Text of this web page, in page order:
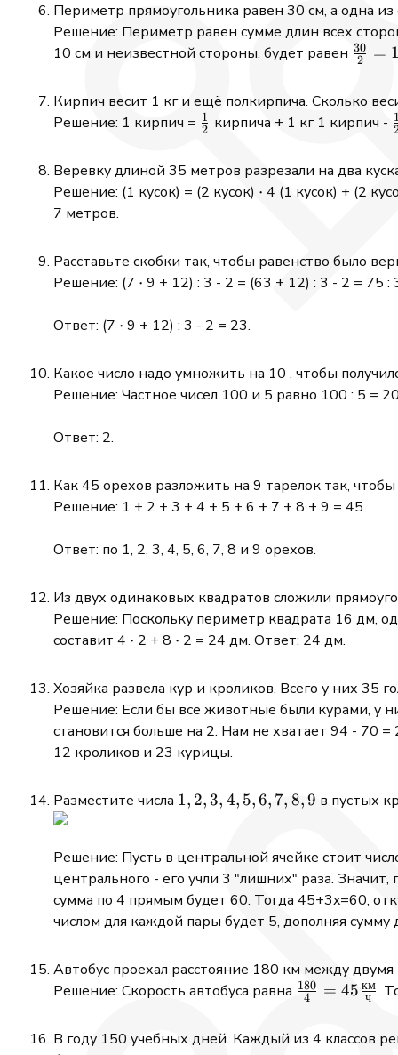
Периметр прямоугольника равен 30 см, а одна
Решение: Периметр равен сумме длин всех
10 см и неизвестной стороны, будет равен
2
30 =
Кирпич весит 1 кг и ещё полкирпича. Сколько
Решение: 1 кирпич = \frac{1}
2
1 кирпича + 1 кг 1 кирпич -
Веревку длиной 35 метров разрезали на два
Решение: (1 кусок) = (2 кусок) \cdot
⋅ 4 (1 кусок) + (2
7 метров.
Расставьте скобки так, чтобы равенство было
Решение: (7 \cdot
⋅ 9 + 12) : 3 - 2 = (63 + 12) : 3 - 2 = 75 :
Ответ: (7 \cdot
⋅ 9 + 12) : 3 - 2 = 23.
Какое число надо умножить на 10 , чтобы
Решение: Частное чисел 100 и 5 равно 100 : 5 =
Ответ: 2.
Как 45 орехов разложить на 9 тарелок так,
Решение: 1 + 2 + 3 + 4 + 5 + 6 + 7 + 8 + 9 = 45
Ответ: по 1, 2, 3, 4, 5, 6, 7, 8 и 9 орехов.
Из двух одинаковых квадратов сложили
Решение: Поскольку периметр квадрата 16 дм,
составит 4 \cdot
⋅ 2 + 8 \cdot
⋅ 2 = 24 дм. Ответ: 24 дм.
Хозяйка развела кур и кроликов. Всего у них 35
Решение: Если бы все животные были курами, у
становится больше на 2. Нам не хватает 94 - 70
12 кроликов и 23 курицы.
Разместите числа 1,2,3,4,5,6,7,8,9
1, 2, 3, 4, 5,6, 7, 8,9 в пустых
Решение: Пусть в центральной ячейке стоит
центрального - его учли 3 "лишних" раза.
сумма по 4 прямым будет 60. Тогда 45+3x=60,
числом для каждой пары будет 5, дополняя
Автобус проехал расстояние 180 км между двумя
Решение: Скорость автобуса равна \frac{180}
\frac{км}
4
180 = 45 ч
км.
В году 150 учебных дней. Каждый из 4 классов